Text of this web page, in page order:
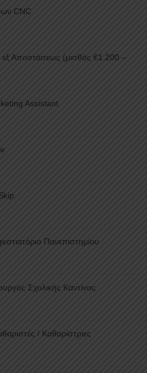
CNC
εξ Αποστάσεως (μισθός €1.200 –
Assistant
Πανεπιστημίου
Σχολικής Καντίνας
/ Καθαρίστριες